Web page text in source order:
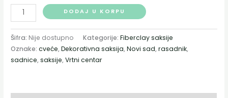
DODAJ U KORPU
Šifra: Nije dostupno Kategorije:Fiberclay saksije
Oznake:cveće,Dekorativna saksija,Novi sad,rasadnik,
sadnice,saksije,Vrtni centar